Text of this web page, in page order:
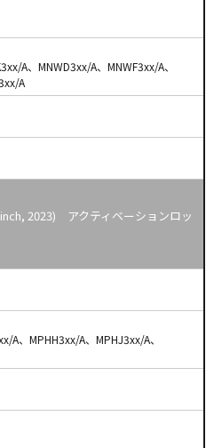
A、MNWD3xx/A、MNWF3xx/A、
A
2023) アクティベーションロッ
A、MPHH3xx/A、MPHJ3xx/A、